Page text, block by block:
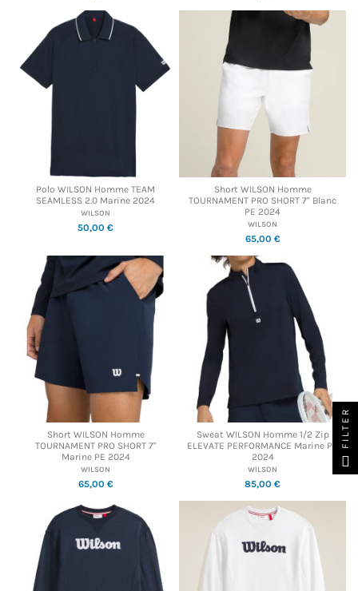
Polo WILSON Homme TEAM
SEAMLESS 2.0 Marine 2024
WILSON
50,00 €
Short WILSON Homme
TOURNAMENT PRO SHORT 7" Blanc
PE 2024
WILSON
65,00 €
Short WILSON Homme
TOURNAMENT PRO SHORT 7"
Marine PE 2024
WILSON
65,00 €
Sweat WILSON Homme 1/2 Zip
ELEVATE PERFORMANCE Marine PE
2024
WILSON
85,00 €
FILTER